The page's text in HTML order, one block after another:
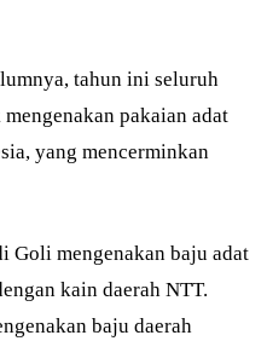
tahun ini seluruh
pakaian adat
yang mencerminkan
Goli mengenakan baju adat
kain daerah NTT.
baju daerah